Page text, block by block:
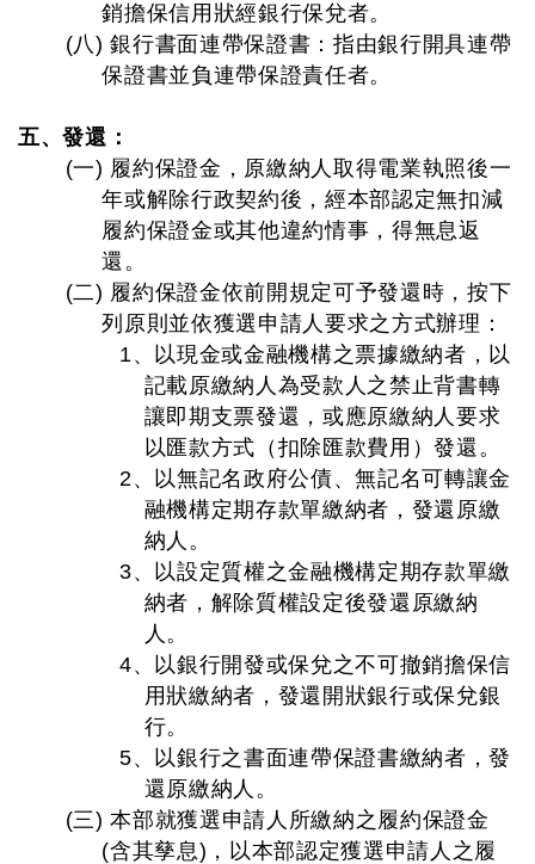
銷擔保信用狀經銀行保兌者。
(八) 銀行書面連帶保證書：指由銀行開具連帶
保證書並負連帶保證責任者。
五、發還：
(一) 履約保證金，原繳納人取得電業執照後一
年或解除行政契約後，經本部認定無扣減
履約保證金或其他違約情事，得無息返
還。
(二) 履約保證金依前開規定可予發還時，按下
列原則並依獲選申請人要求之方式辦理：
1、以現金或金融機構之票據繳納者，以
記載原繳納人為受款人之禁止背書轉
讓即期支票發還，或應原繳納人要求
以匯款方式（扣除匯款費用）發還。
2、以無記名政府公債、無記名可轉讓金
融機構定期存款單繳納者，發還原繳
納人。
3、以設定質權之金融機構定期存款單繳
納者，解除質權設定後發還原繳納
人。
4、以銀行開發或保兌之不可撤銷擔保信
用狀繳納者，發還開狀銀行或保兌銀
行。
5、以銀行之書面連帶保證書繳納者，發
還原繳納人。
(三) 本部就獲選申請人所繳納之履約保證金
(含其孳息)，以本部認定獲選申請人之履